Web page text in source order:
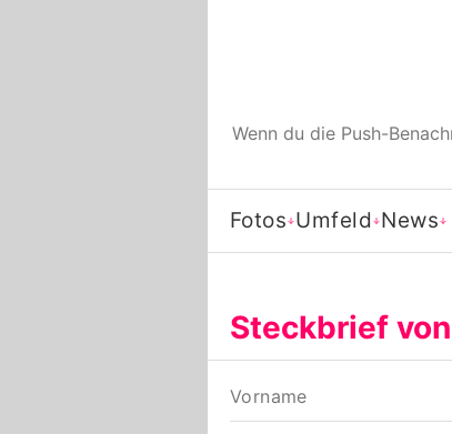
Wenn du die Push-
Fotos Umfeld News
Steckbrief
Vorname